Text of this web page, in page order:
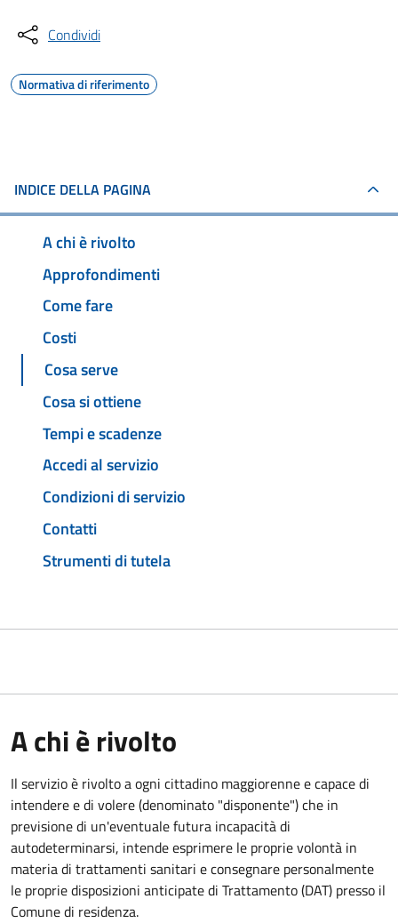
Condividi
Normativa di riferimento
INDICE DELLA PAGINA
A chi è rivolto
Approfondimenti
Come fare
Costi
Cosa serve
Cosa si ottiene
Tempi e scadenze
Accedi al servizio
Condizioni di servizio
Contatti
Strumenti di tutela
A chi è rivolto
Il servizio è rivolto a ogni cittadino maggiorenne e capace di
intendere e di volere (denominato "disponente") che in
previsione di un'eventuale futura incapacità di
autodeterminarsi, intende esprimere le proprie volontà in
materia di trattamenti sanitari e consegnare personalmente
le proprie disposizioni anticipate di Trattamento (DAT) presso il
Comune di residenza.